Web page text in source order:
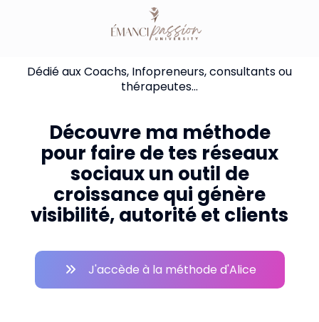
Dédié aux Coachs, Infopreneurs, consultants ou
thérapeutes...
Découvre ma méthode
pour faire de tes réseaux
sociaux un outil de
croissance qui génère
visibilité, autorité et clients
J'accède à la méthode d'Alice